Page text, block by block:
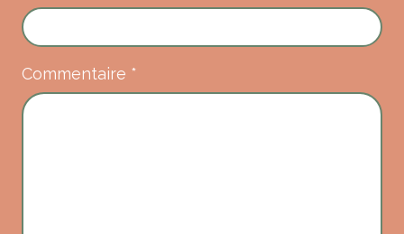
Commentaire *